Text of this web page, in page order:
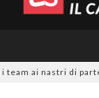
ai nastri di